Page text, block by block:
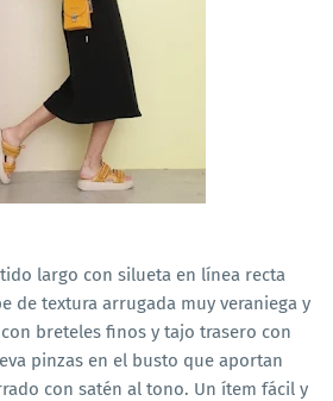
largo con silueta en línea recta
de textura arrugada muy veraniega y
breteles finos y tajo trasero con
pinzas en el busto que aportan
con satén al tono. Un ítem fácil y